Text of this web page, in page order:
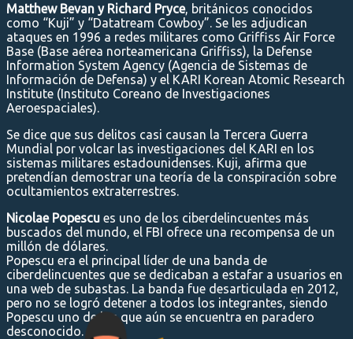
Matthew Bevan y Richard Pryce, británicos conocidos
como “Kuji” y “Datatream Cowboy”. Se les adjudican
ataques en 1996 a redes militares como Griffiss Air Force
Base (Base aérea norteamericana Griffiss), la Defense
Information System Agency (Agencia de Sistemas de
Información de Defensa) y el KARI Korean Atomic Research
Institute (Instituto Coreano de Investigaciones
Aeroespaciales).
Se dice que sus delitos casi causan la Tercera Guerra
Mundial por volcar las investigaciones del KARI en los
sistemas militares estadounidenses. Kuji, afirma que
pretendían demostrar una teoría de la conspiración sobre
ocultamientos extraterrestres.
Nicolae Popescu es uno de los ciberdelincuentes más
buscados del mundo, el FBI ofrece una recompensa de un
millón de dólares.
Popescu era el principal líder de una banda de
ciberdelincuentes que se dedicaban a estafar a usuarios en
una web de subastas. La banda fue desarticulada en 2012,
pero no se logró detener a todos los integrantes, siendo
Popescu uno de los que aún se encuentra en paradero
desconocido.